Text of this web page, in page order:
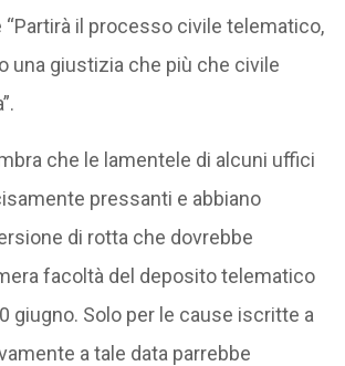
il processo civile telematico,
una giustizia che più che civile
che le lamentele di alcuni uffici
pressanti e abbiano
di rotta che dovrebbe
facoltà del deposito telematico
giugno. Solo per le cause iscritte a
a tale data parrebbe